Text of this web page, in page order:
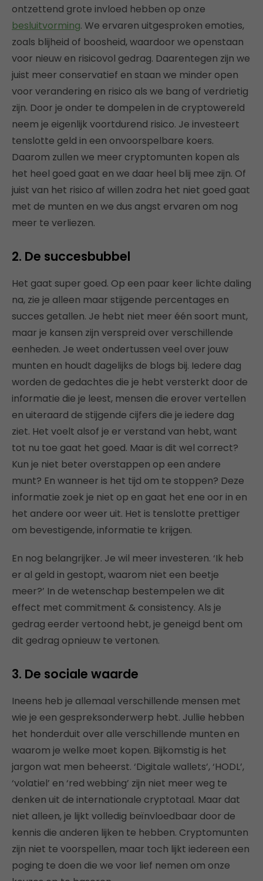
ontzettend grote invloed hebben op onze
besluitvorming. We ervaren uitgesproken emoties,
zoals blijheid of boosheid, waardoor we openstaan
voor nieuw en risicovol gedrag. Daarentegen zijn we
juist meer conservatief en staan we minder open
voor verandering en risico als we bang of verdrietig
zijn. Door je onder te dompelen in de cryptowereld
neem je eigenlijk voortdurend risico. Je investeert
tenslotte geld in een onvoorspelbare koers.
Daarom zullen we meer cryptomunten kopen als
het heel goed gaat en we daar heel blij mee zijn. Of
juist van het risico af willen zodra het niet goed gaat
met de munten en we dus angst ervaren om nog
meer te verliezen.
2. De succesbubbel
Het gaat super goed. Op een paar keer lichte daling
na, zie je alleen maar stijgende percentages en
succes getallen. Je hebt niet meer één soort munt,
maar je kansen zijn verspreid over verschillende
eenheden. Je weet ondertussen veel over jouw
munten en houdt dagelijks de blogs bij. Iedere dag
worden de gedachtes die je hebt versterkt door de
informatie die je leest, mensen die erover vertellen
en uiteraard de stijgende cijfers die je iedere dag
ziet. Het voelt alsof je er verstand van hebt, want
tot nu toe gaat het goed. Maar is dit wel correct?
Kun je niet beter overstappen op een andere
munt? En wanneer is het tijd om te stoppen? Deze
informatie zoek je niet op en gaat het ene oor in en
het andere oor weer uit. Het is tenslotte prettiger
om bevestigende, informatie te krijgen.
En nog belangrijker. Je wil meer investeren. ‘Ik heb
er al geld in gestopt, waarom niet een beetje
meer?’ In de wetenschap bestempelen we dit
effect met commitment & consistency. Als je
gedrag eerder vertoond hebt, je geneigd bent om
dit gedrag opnieuw te vertonen.
3. De sociale waarde
Ineens heb je allemaal verschillende mensen met
wie je een gespreksonderwerp hebt. Jullie hebben
het honderduit over alle verschillende munten en
waarom je welke moet kopen. Bijkomstig is het
jargon wat men beheerst. ‘Digitale wallets’, ‘HODL’,
‘volatiel’ en ‘red webbing’ zijn niet meer weg te
denken uit de internationale cryptotaal. Maar dat
niet alleen, je lijkt volledig beïnvloedbaar door de
kennis die anderen lijken te hebben. Cryptomunten
zijn niet te voorspellen, maar toch lijkt iedereen een
poging te doen die we voor lief nemen om onze